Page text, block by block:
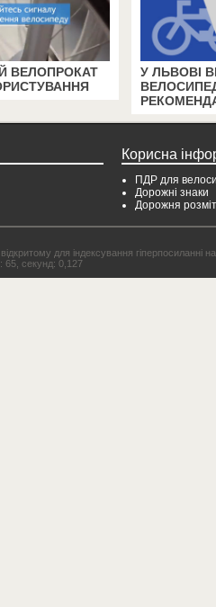
ВЕЛОПРОКАТ
У ЛЬВОВІ
Корисна
ПДР для
Дорожні знаки
Дорожня
для індексування гіперпосиланні
65, секунд: 0,127